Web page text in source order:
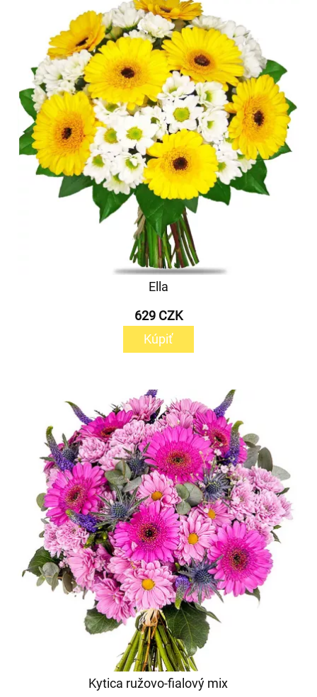
Ella
629 CZK
Kúpiť
Kytica ružovo-fialový mix